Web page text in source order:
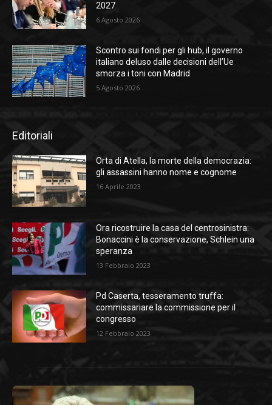
2027
6 Agosto 2026
Scontro sui fondi per gli hub, il governo
italiano deluso dalle decisioni dell’Ue
smorza i toni con Madrid
5 Agosto 2026
Editoriali
Orta di Atella, la morte della democrazia:
gli assassini hanno nome e cognome
16 Aprile 2023
Ora ricostruire la casa del centrosinistra:
Bonaccini è la conservazione, Schlein una
speranza
13 Febbraio 2023
Pd Caserta, tesseramento truffa:
commissariare la commissione per il
congresso
12 Febbraio 2023